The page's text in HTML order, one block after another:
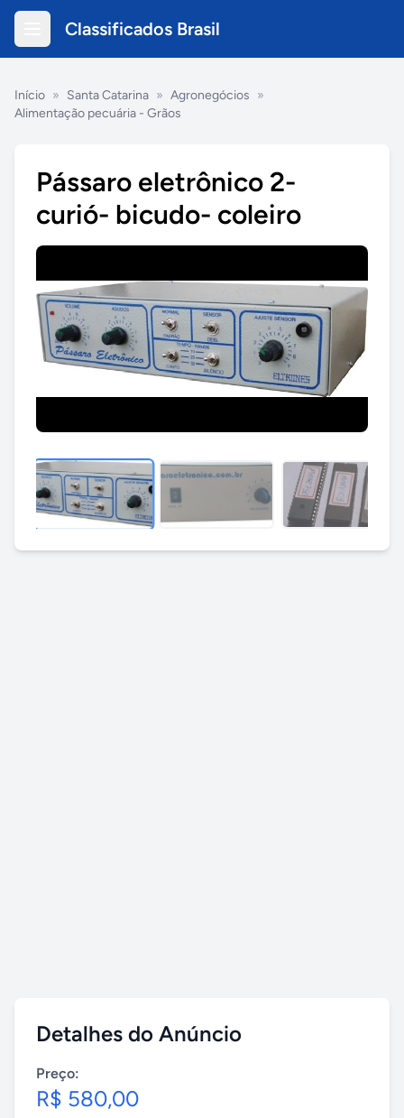
Classificados Brasil
Início » Santa Catarina » Agronegócios »
Alimentação pecuária - Grãos
Pássaro eletrônico 2-
curió- bicudo- coleiro
Detalhes do Anúncio
Preço:
R$ 580,00